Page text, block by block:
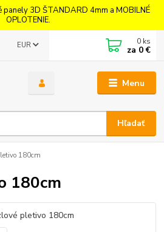
3D ŠTANDARD 4mm a MOBILNÉ
OPLOTENIE.
Menu
EUR
Hľadať
0 ks
za 0 €
180cm
180cm